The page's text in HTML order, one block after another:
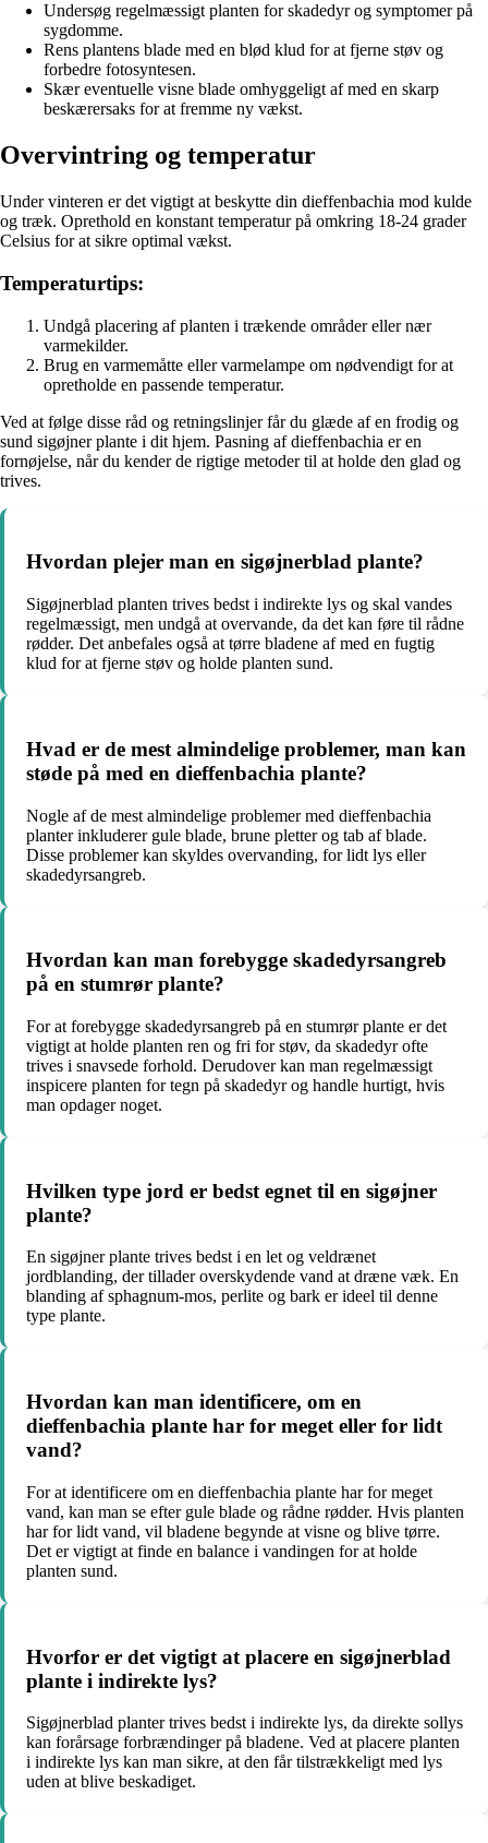
Undersøg regelmæssigt planten for skadedyr og symptomer på
sygdomme.
Rens plantens blade med en blød klud for at fjerne støv og
forbedre fotosyntesen.
Skær eventuelle visne blade omhyggeligt af med en skarp
beskærersaks for at fremme ny vækst.
Overvintring og temperatur
Under vinteren er det vigtigt at beskytte din dieffenbachia mod kulde
og træk. Oprethold en konstant temperatur på omkring 18-24 grader
Celsius for at sikre optimal vækst.
Temperaturtips:
Undgå placering af planten i trækende områder eller nær
varmekilder.
Brug en varmemåtte eller varmelampe om nødvendigt for at
opretholde en passende temperatur.
Ved at følge disse råd og retningslinjer får du glæde af en frodig og
sund sigøjner plante i dit hjem. Pasning af dieffenbachia er en
fornøjelse, når du kender de rigtige metoder til at holde den glad og
trives.
Hvordan plejer man en sigøjnerblad plante?
Sigøjnerblad planten trives bedst i indirekte lys og skal vandes
regelmæssigt, men undgå at overvande, da det kan føre til rådne
rødder. Det anbefales også at tørre bladene af med en fugtig
klud for at fjerne støv og holde planten sund.
Hvad er de mest almindelige problemer, man kan
støde på med en dieffenbachia plante?
Nogle af de mest almindelige problemer med dieffenbachia
planter inkluderer gule blade, brune pletter og tab af blade.
Disse problemer kan skyldes overvanding, for lidt lys eller
skadedyrsangreb.
Hvordan kan man forebygge skadedyrsangreb
på en stumrør plante?
For at forebygge skadedyrsangreb på en stumrør plante er det
vigtigt at holde planten ren og fri for støv, da skadedyr ofte
trives i snavsede forhold. Derudover kan man regelmæssigt
inspicere planten for tegn på skadedyr og handle hurtigt, hvis
man opdager noget.
Hvilken type jord er bedst egnet til en sigøjner
plante?
En sigøjner plante trives bedst i en let og veldrænet
jordblanding, der tillader overskydende vand at dræne væk. En
blanding af sphagnum-mos, perlite og bark er ideel til denne
type plante.
Hvordan kan man identificere, om en
dieffenbachia plante har for meget eller for lidt
vand?
For at identificere om en dieffenbachia plante har for meget
vand, kan man se efter gule blade og rådne rødder. Hvis planten
har for lidt vand, vil bladene begynde at visne og blive tørre.
Det er vigtigt at finde en balance i vandingen for at holde
planten sund.
Hvorfor er det vigtigt at placere en sigøjnerblad
plante i indirekte lys?
Sigøjnerblad planter trives bedst i indirekte lys, da direkte sollys
kan forårsage forbrændinger på bladene. Ved at placere planten
i indirekte lys kan man sikre, at den får tilstrækkeligt med lys
uden at blive beskadiget.